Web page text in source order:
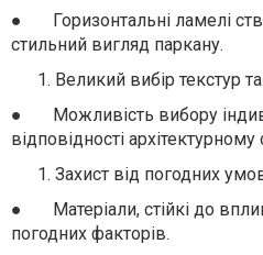
●
Горизонтальні ламелі
стильний вигляд паркану.
Великий вибір текстур
●
Можливість вибору
відповідності
Захист від погодних
●
Матеріали, стійкі до
погодних факторів.